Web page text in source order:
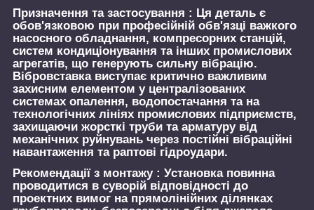
Призначення та застосування : Ця деталь є
обов'язковою при професійній обв'язці важкого
насосного обладнання, компресорних станцій,
систем кондиціонування та інших промислових
агрегатів, що генерують сильну вібрацію.
Вібровставка виступає критично важливим
захисним елементом у централізованих
системах опалення, водопостачання та на
технологічних лініях промислових підприємств,
захищаючи жорсткі труби та арматуру від
механічних руйнувань через постійні вібраційні
навантаження та раптові гідроудари.
Рекомендації з монтажу : Установка повинна
проводитися в суворій відповідності до
проектних вимог на прямолінійних ділянках